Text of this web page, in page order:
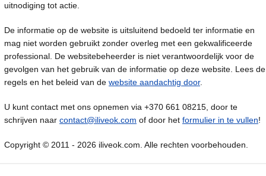
uitnodiging tot actie.
De informatie op de website is uitsluitend bedoeld ter informatie en
mag niet worden gebruikt zonder overleg met een gekwalificeerde
professional. De websitebeheerder is niet verantwoordelijk voor de
gevolgen van het gebruik van de informatie op deze website. Lees de
regels en het beleid van de website aandachtig door.
U kunt contact met ons opnemen via +370 661 08215, door te
schrijven naar contact@iliveok.com of door het formulier in te vullen!
Copyright © 2011 - 2026 iliveok.com. Alle rechten voorbehouden.